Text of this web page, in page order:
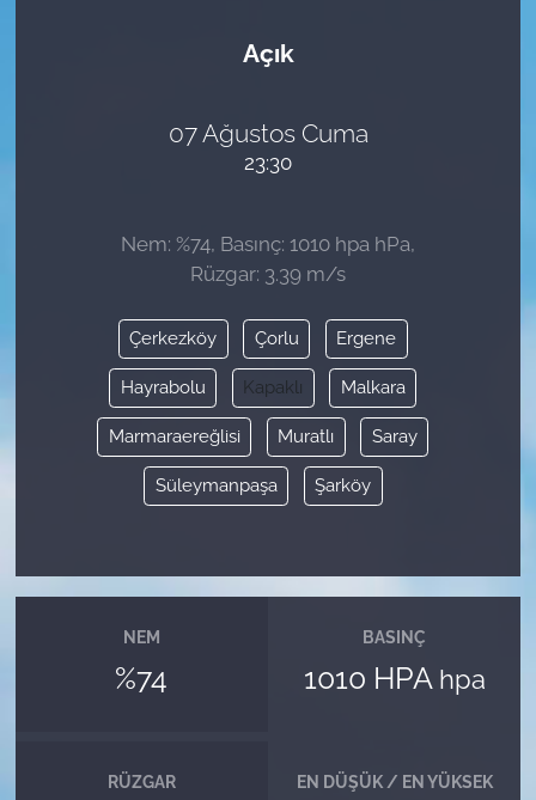
Açık
07 Ağustos Cuma
23:30
Nem: %74, Basınç: 1010 hpa hPa,
Rüzgar: 3.39 m/s
Çerkezköy Çorlu Ergene
Hayrabolu Kapaklı Malkara
Marmaraereğlisi Muratlı Saray
Süleymanpaşa Şarköy
NEM
%74
BASINÇ
1010 HPA hpa
RÜZGAR EN DÜŞÜK / EN YÜKSEK